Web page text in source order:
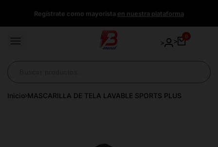
Regístrate como mayorista en nuestra plataforma
> >
0
Inicio MASCARILLA DE TELA LAVABLE SPORTS PLUS
directamente
al
contenido